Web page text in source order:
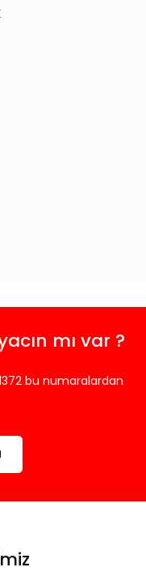
mı var ?
bu numaralardan